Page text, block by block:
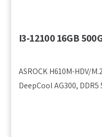
ASROCK H610M-HDV/
DeepCool AG300, DDR5